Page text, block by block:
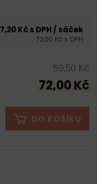
7,20 Kč s DPH / sáček
72,00 Kč s DPH
59,50 Kč
72,00 Kč
DO KOŠÍKU